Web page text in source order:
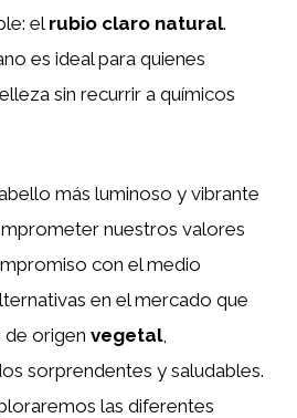
elrubio claro natural.
es ideal para quienes
sin recurrir a químicos
más luminoso y vibrante
nuestros valores
con el medio
en el mercado que
de origen vegetal,
sorprendentes y saludables.
las diferentes